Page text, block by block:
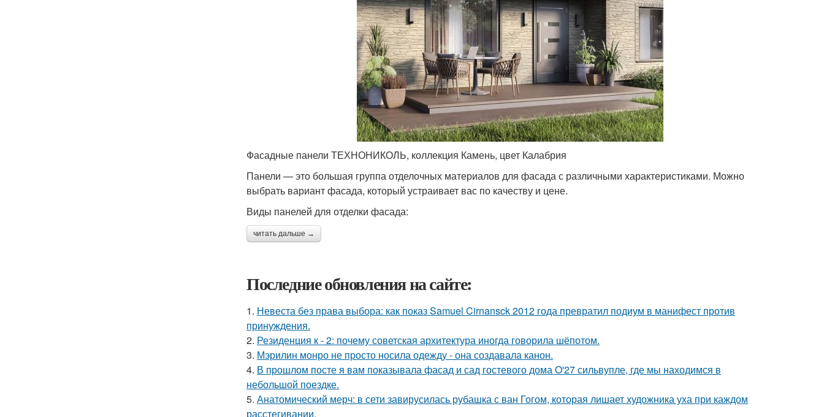
Фасадные панели ТЕХНОНИКОЛЬ, коллекция Камень, цвет Калабрия
Панели — это большая группа отделочных материалов для фасада с различными характеристиками. Можно
выбрать вариант фасада, который устраивает вас по качеству и цене.
Виды панелей для отделки фасада:
читать дальше →
Последние обновления на сайте:
1. Невеста без права выбора: как показ Samuel Cirnansck 2012 года превратил подиум в манифест против
принуждения.
2. Резиденция к - 2: почему советская архитектура иногда говорила шёпотом.
3. Мэрилин монро не просто носила одежду - она создавала канон.
4. В прошлом посте я вам показывала фасад и сад гостевого дома O'27 сильвупле, где мы находимся в
небольшой поездке.
5. Анатомический мерч: в сети завирусилась рубашка с ван Гогом, которая лишает художника уха при каждом
расстегивании.